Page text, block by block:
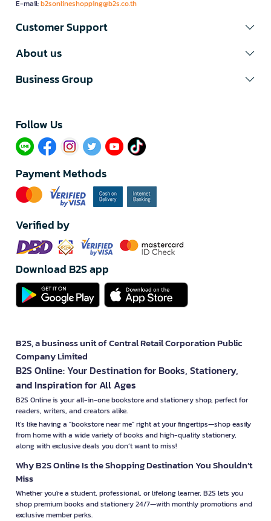
E-mail:b2sonlineshopping@b2s.co.th
Customer Support
About us
Business Group
Follow Us​
Payment Methods
Verified by
Download B2S app
B2S, a business unit of Central Retail Corporation Public
Company Limited
B2S Online: Your Destination for Books, Stationery,
and Inspiration for All Ages
B2S Online is your all-in-one bookstore and stationery shop, perfect for
readers, writers, and creators alike.
It’s like having a "bookstore near me" right at your fingertips—shop easily
from home with a wide variety of books and high-quality stationery,
along with exclusive deals you don’t want to miss!
Why B2S Online Is the Shopping Destination You Shouldn’t
Miss
Whether you're a student, professional, or lifelong learner, B2S lets you
shop premium books and stationery 24/7—with monthly promotions and
exclusive member perks.